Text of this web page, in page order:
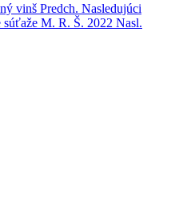
vinš Predch. Nasledujúci
M. R. Š. 2022 Nasl.